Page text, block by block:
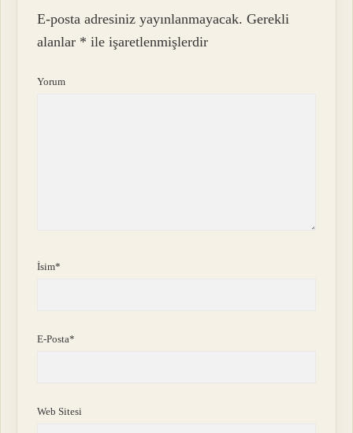
E-posta adresiniz yayınlanmayacak. Gerekli
alanlar * ile işaretlenmişlerdir
Yorum
İsim*
E-Posta*
Web Sitesi